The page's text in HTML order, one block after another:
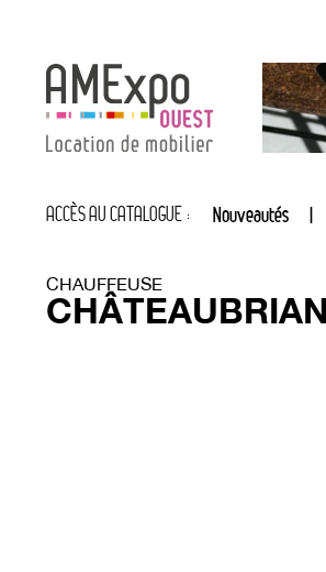
ACCÈS AU CATALOGUE : Nouveautés
CHAUFFEUSE